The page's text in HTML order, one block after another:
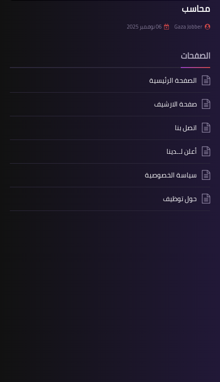
محاسب
Gaza Jobber 06 نوفمبر 2025
الصفحات
الصفحة الرئيسية
صفحة الارشيف
اتصل بنا
أعلن لــدينا
سياسة الخصوصية
حول توظيف